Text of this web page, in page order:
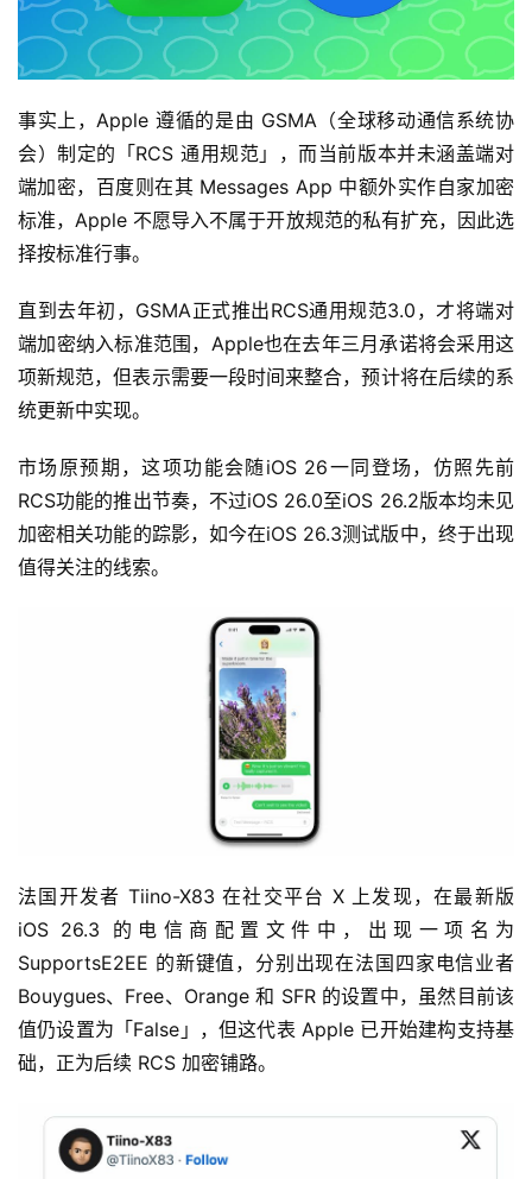
事实上，Apple 遵循的是由 GSMA（全球移动通信系统协
会）制定的「RCS 通用规范」，而当前版本并未涵盖端对
端加密，百度则在其 Messages App 中额外实作自家加密
标准，Apple 不愿导入不属于开放规范的私有扩充，因此选
择按标准行事。
直到去年初，GSMA正式推出RCS通用规范3.0，才将端对
端加密纳入标准范围，Apple也在去年三月承诺将会采用这
项新规范，但表示需要一段时间来整合，预计将在后续的系
统更新中实现。
市场原预期，这项功能会随iOS 26一同登场，仿照先前
RCS功能的推出节奏，不过iOS 26.0至iOS 26.2版本均未见
加密相关功能的踪影，如今在iOS 26.3测试版中，终于出现
值得关注的线索。
法国开发者 Tiino-X83 在社交平台 X 上发现，在最新版
iOS 26.3 的电信商配置文件中，出现一项名为
SupportsE2EE 的新键值，分别出现在法国四家电信业者
Bouygues、Free、Orange 和 SFR 的设置中，虽然目前该
值仍设置为「False」，但这代表 Apple 已开始建构支持基
础，正为后续 RCS 加密铺路。